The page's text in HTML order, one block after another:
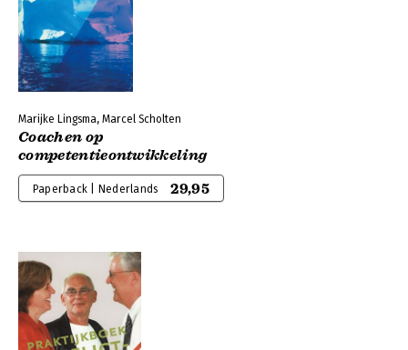
Marijke Lingsma, Marcel Scholten
Coachen op
competentieontwikkeling
Paperback | Nederlands 29,95